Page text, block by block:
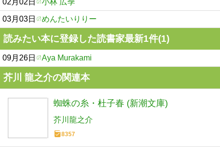
02月02日 小林 広季
03月03日 めんたいりりー
読みたい本に登録した読書家最新1件(1)
09月26日 Aya Murakami
芥川 龍之介の関連本
蜘蛛の糸・杜子春 (新潮文庫)
芥川龍之介
8357